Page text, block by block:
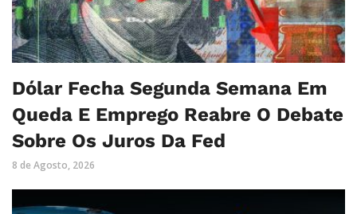
Dólar Fecha Segunda Semana Em
Queda E Emprego Reabre O Debate
Sobre Os Juros Da Fed
8 de Agosto, 2026